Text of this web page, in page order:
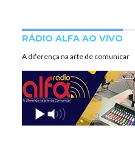
RÁDIO ALFA AO VIVO
A diferença na arte de comunicar